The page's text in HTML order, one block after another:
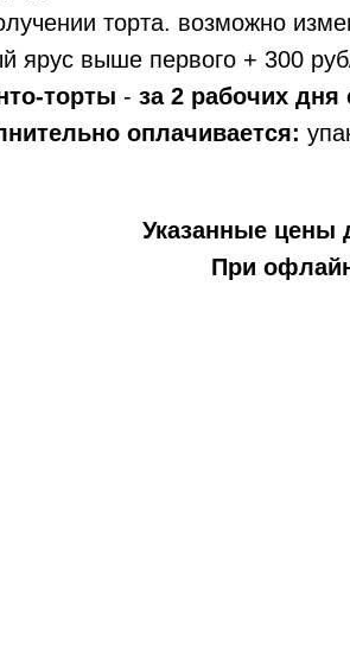
торта. возможно
ярус выше первого + 300
торты - за 2 рабочих
оплачивается:
Указанные цены
При